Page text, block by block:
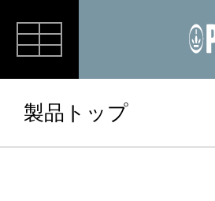
RECIPE
製品トップ